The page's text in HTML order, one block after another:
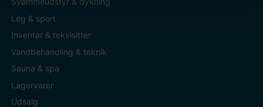
Leg & sport
Inventar & rekvisitter
Vandbehandling & teknik
Sauna & spa
Lagervarer
Udsalg